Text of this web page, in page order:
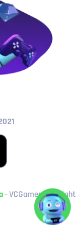
- VCGamers All Right